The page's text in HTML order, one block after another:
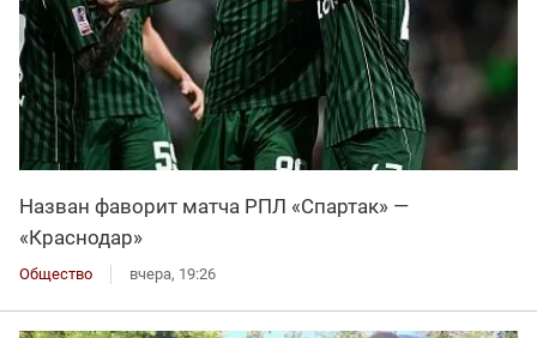
Назван фаворит матча РПЛ «Спартак» —
«Краснодар»
Общество вчера, 19:26